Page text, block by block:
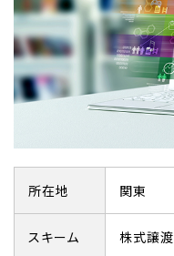
所在地 関東
スキーム 株式譲渡